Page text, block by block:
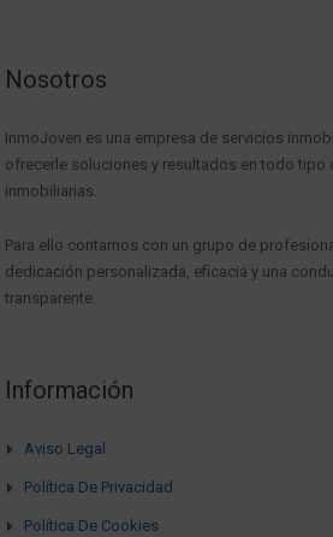
Nosotros
InmoJoven es una empresa de servicios
ofrecerle soluciones y resultados en todo tipo
inmobiliarias.
Para ello contamos con un grupo de
dedicación personalizada, eficacia y una
transparente.
Información
Aviso Legal
Política De Privacidad
Política De Cookies